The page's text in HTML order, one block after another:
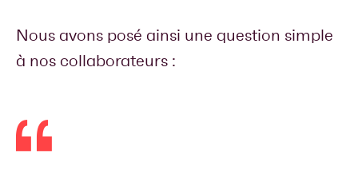
Nous avons posé ainsi une question simple
à nos collaborateurs :